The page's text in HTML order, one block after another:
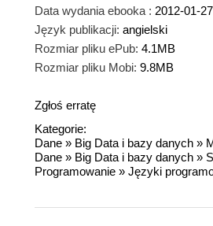
Data wydania ebooka : 2012-01-27
Język publikacji: angielski
Rozmiar pliku ePub: 4.1MB
Rozmiar pliku Mobi: 9.8MB
Zgłoś erratę
Kategorie:
Dane » Big Data i bazy danych »
Dane » Big Data i bazy danych »
Programowanie » Języki